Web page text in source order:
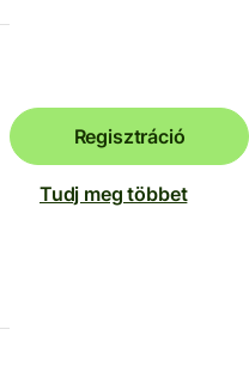
Regisztráció
Tudj meg többet